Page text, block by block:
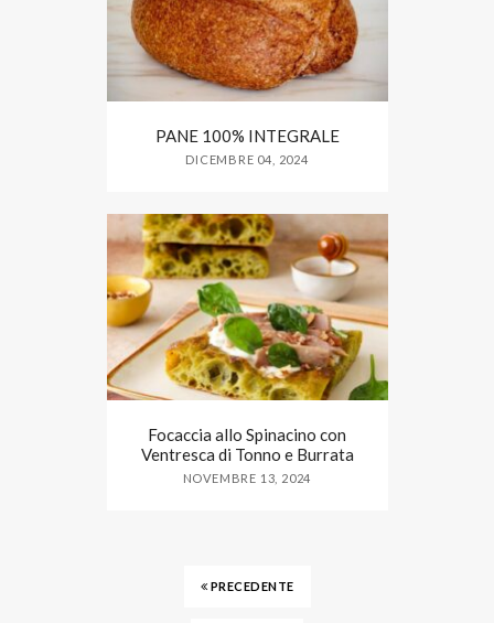
PANE 100% INTEGRALE
DICEMBRE 04, 2024
Focaccia allo Spinacino con
Ventresca di Tonno e Burrata
NOVEMBRE 13, 2024
PRECEDENTE